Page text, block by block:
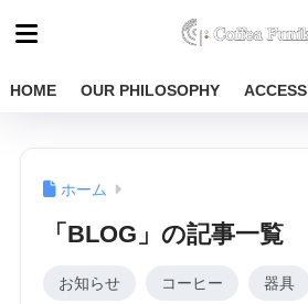
HOME OUR PHILOSOPHY ACCESS
ホーム
「BLOG」の記事一覧
お知らせ コーヒー 器具